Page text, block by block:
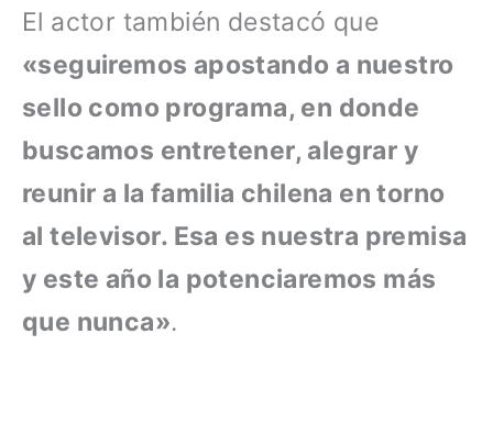
El actor también destacó que
«seguiremos apostando a nuestro
sello como programa, en donde
buscamos entretener, alegrar y
reunir a la familia chilena en torno
al televisor. Esa es nuestra premisa
y este año la potenciaremos más
que nunca».